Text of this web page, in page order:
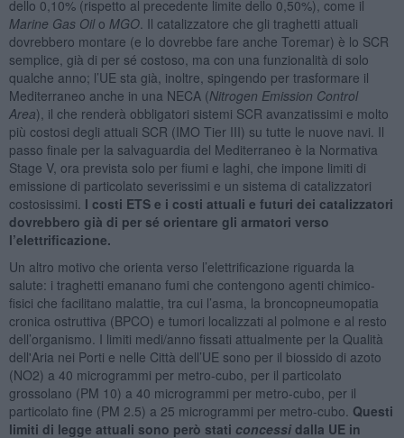
dello 0,10% (rispetto al precedente limite dello 0,50%), come il
Marine Gas Oilo MGO. Il catalizzatore che gli traghetti attuali
dovrebbero montare (e lo dovrebbe fare anche Toremar) è lo SCR
semplice, già di per sé costoso, ma con una funzionalità di solo
qualche anno; l’UE sta già, inoltre, spingendo per trasformare il
Mediterraneo anche in una NECA (Nitrogen Emission Control
Area), il che renderà obbligatori sistemi SCR avanzatissimi e molto
più costosi degli attuali SCR (IMO Tier III) su tutte le nuove navi. Il
passo finale per la salvaguardia del Mediterraneo è la Normativa
Stage V, ora prevista solo per fiumi e laghi, che impone limiti di
emissione di particolato severissimi e un sistema di catalizzatori
costosissimi. I costi ETS e i costi attuali e futuri dei catalizzatori
dovrebbero già di per sé orientare gli armatori verso
l’elettrificazione.
Un altro motivo che orienta verso l’elettrificazione riguarda la
salute: i traghetti emanano fumi che contengono agenti chimico-
fisici che facilitano malattie, tra cui l’asma, la broncopneumopatia
cronica ostruttiva (BPCO) e tumori localizzati al polmone e al resto
dell’organismo. I limiti medi/anno fissati attualmente per la Qualità
dell'Aria nei Porti e nelle Città dell’UE sono per il biossido di azoto
(NO2) a 40 microgrammi per metro-cubo, per il particolato
grossolano (PM 10) a 40 microgrammi per metro-cubo, per il
particolato fine (PM 2.5) a 25 microgrammi per metro-cubo. Questi
limiti di legge attuali sono però stati concessi dalla UE in